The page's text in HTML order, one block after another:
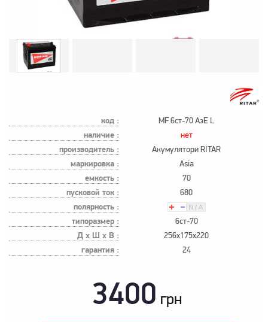
код : MF 6ст-70 АзЕ L
наличие : нет
производитель : Акумулятори RITAR
маркировка : Asia
емкость : 70
пусковой ток : 680
полярность :
типоразмер :
6ст-70
Д х Ш х В : 256x175x220
гарантия : 24
3400 грн